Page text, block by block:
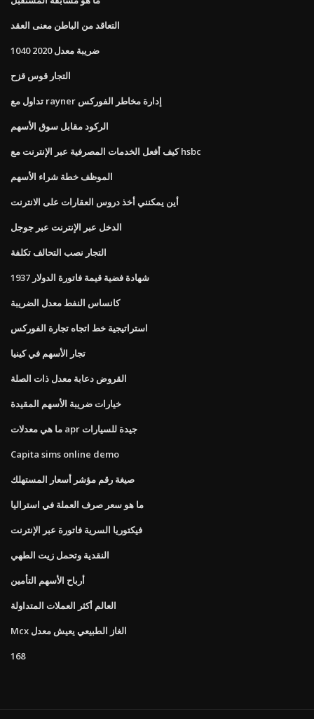
التعاقد من الباطن معنى العقد
1040 ضريبة معدل 2020
التجار قوس قزح
تداول مع rayner إدارة مخاطر الفوركس
الركود مقابل سوق الأسهم
كيف أفعل الخدمات المصرفية عبر الإنترنت مع hsbc
الموظف خطة شراء الأسهم
أين يمكنني أخذ دروس العقارات على الانترنت
الدخل عبر الإنترنت عبر جوجل
التجار نصب التحالف تكلفة
1937 شهادة فضية قيمة فاتورة الدولار
كانساس النفط معدل الضريبة
استراتيجية خط اتجاه تجارة الفوركس
تجار الأسهم في كينيا
القروض دعابة معدل ذات الصلة
خيارات ضريبة الأسهم المقيدة
ما هي معدلات apr جيدة للسيارات
Capita sims online demo
صيغة رقم مؤشر أسعار المستهلك
ما هو سعر صرف العملة في استراليا
فيكتوريا السرية فاتورة عبر الإنترنت
النقدية وتحمل زيت الطهي
أرباح الأسهم التأمين
العالم أكثر العملات المتداولة
Mcx الغاز الطبيعي يعيش معدل
168